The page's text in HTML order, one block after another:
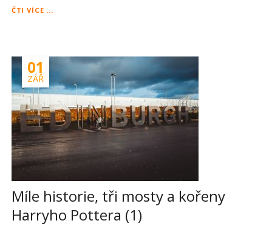
ČTI VÍCE ...
01
ZÁŘ
Míle historie, tři mosty a kořeny
Harryho Pottera (1)